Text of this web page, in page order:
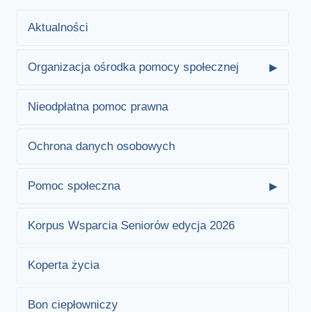
Aktualności
Organizacja ośrodka pomocy społecznej
Nieodpłatna pomoc prawna
Ochrona danych osobowych
Pomoc społeczna
Korpus Wsparcia Seniorów edycja 2026
Koperta życia
Bon ciepłowniczy